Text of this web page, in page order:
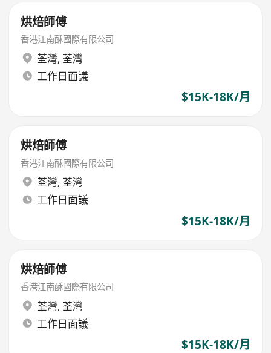
烘焙師傅
香港江南酥國際有限公司
荃灣, 荃灣
工作日面議
$15K-18K/月
烘焙師傅
香港江南酥國際有限公司
荃灣, 荃灣
工作日面議
$15K-18K/月
烘焙師傅
香港江南酥國際有限公司
荃灣, 荃灣
工作日面議
$15K-18K/月